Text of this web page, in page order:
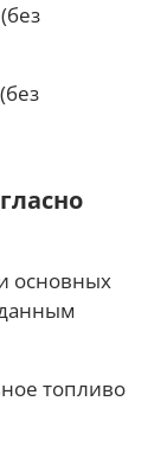
основных
топливо